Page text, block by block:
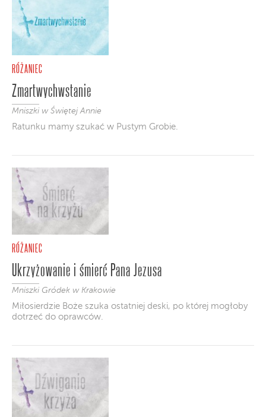
RÓŻANIEC
Zmartwychwstanie
Mniszki w Świętej Annie
Ratunku mamy szukać w Pustym Grobie.
RÓŻANIEC
Ukrzyżowanie i śmierć Pana Jezusa
Mniszki Gródek w Krakowie
Miłosierdzie Boże szuka ostatniej deski, po której mogłoby
dotrzeć do oprawców.